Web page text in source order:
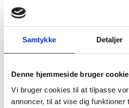
Samtykke Detaljer
Denne hjemmeside bruger
Vi bruger cookies til at tilpasse
annoncer, til at vise dig funktioner
people_outline
group 2.490
320
Beskæftigede kvinder i